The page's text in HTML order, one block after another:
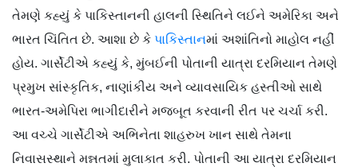
તેમણે કહ્યું કે પાકિસ્તાનની હાલની સ્થિતિને લઈને અમેરિકા અને
ભારત ચિંતિત છે. આશા છે કે પાકિસ્તાનમાં અશાંતિનો માહોલ નહીં
હોય. ગાર્સેટીએ કહ્યું કે, મુંબઈની પોતાની યાત્રા દરમિયાન તેમણે
પ્રમુખ સાંસ્કૃતિક, નાણાંકીય અને વ્યાવસાયિક હસ્તીઓ સાથે
ભારત-અમેપિરા ભાગીદારીને મજબૂત કરવાની રીત પર ચર્ચા કરી.
આ વચ્ચે ગાર્સેટીએ અભિનેતા શાહરુખ ખાન સાથે તેમના
નિવાસસ્થાને મન્નતમાં મુલાકાત કરી. પોતાની આ યાત્રા દરમિયાન